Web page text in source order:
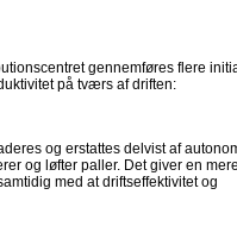
gennemføres flere
på tværs af driften:
og erstattes delvist af
og løfter paller. Det giver en mere
med at driftseffektivitet og